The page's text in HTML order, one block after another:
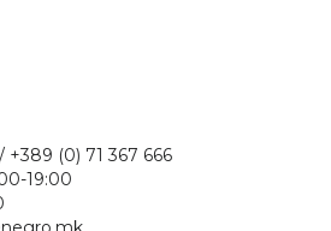
Popov n.1
+389 (0) 71 367 666
19:00